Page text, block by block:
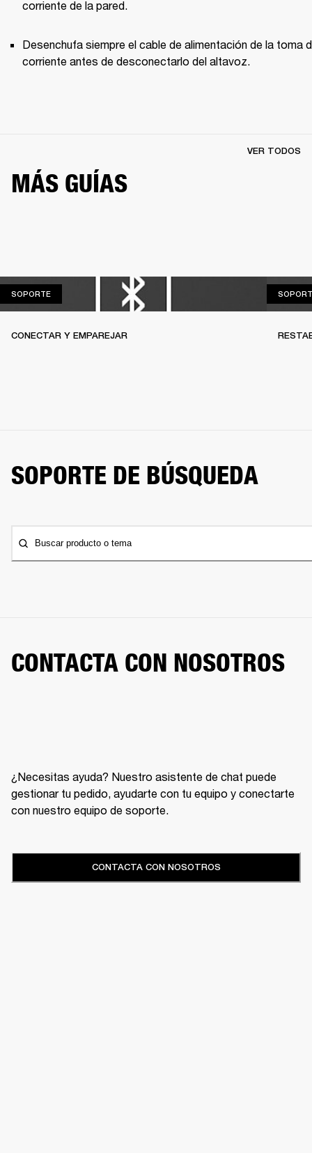
corriente de la pared.
Desenchufa siempre el cable de alimentación de la toma
corriente antes de desconectarlo del altavoz.
MÁS GUÍAS
VER TODOS
SOPORTESOPORTE
CONECTAR Y EMPAREJAR
SOPORTE DE BÚSQUEDA
Buscar producto o tema
CONTACTA CON NOSOTROS
¿Necesitas ayuda? Nuestro asistente de chat puede
gestionar tu pedido, ayudarte con tu equipo y conectarte
con nuestro equipo de soporte.
CONTACTA CON NOSOTROS